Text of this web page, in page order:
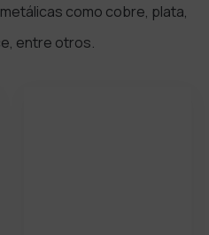
como cobre, plata,
entre otros.